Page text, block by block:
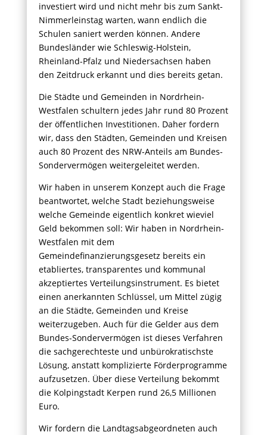
investiert wird und nicht mehr bis zum Sankt-
Nimmerleinstag warten, wann endlich die
Schulen saniert werden können. Andere
Bundesländer wie Schleswig-Holstein,
Rheinland-Pfalz und Niedersachsen haben
den Zeitdruck erkannt und dies bereits getan.
Die Städte und Gemeinden in Nordrhein-
Westfalen schultern jedes Jahr rund 80 Prozent
der öffentlichen Investitionen. Daher fordern
wir, dass den Städten, Gemeinden und Kreisen
auch 80 Prozent des NRW-Anteils am Bundes-
Sondervermögen weitergeleitet werden.
Wir haben in unserem Konzept auch die Frage
beantwortet, welche Stadt beziehungsweise
welche Gemeinde eigentlich konkret wieviel
Geld bekommen soll: Wir haben in Nordrhein-
Westfalen mit dem
Gemeindefinanzierungsgesetz bereits ein
etabliertes, transparentes und kommunal
akzeptiertes Verteilungsinstrument. Es bietet
einen anerkannten Schlüssel, um Mittel zügig
an die Städte, Gemeinden und Kreise
weiterzugeben. Auch für die Gelder aus dem
Bundes-Sondervermögen ist dieses Verfahren
die sachgerechteste und unbürokratischste
Lösung, anstatt komplizierte Förderprogramme
aufzusetzen. Über diese Verteilung bekommt
die Kolpingstadt Kerpen rund 26,5 Millionen
Euro.
Wir fordern die Landtagsabgeordneten auch